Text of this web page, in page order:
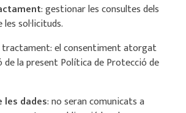
: gestionar les consultes dels
sol·licituds.
tractament: el consentiment atorgat
de la present Política de Protecció de
dades: no seran comunicats a